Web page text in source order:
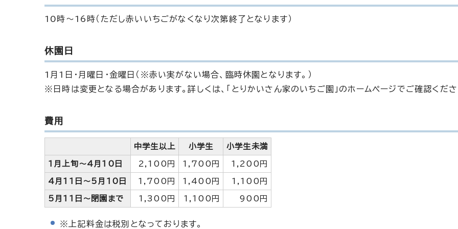
10時～16時（ただし赤いいちごがなくなり次第終了となります）
休園日
1月1日・月曜日・金曜日（※赤い実がない場合、臨時休園となります。）
※日時は変更となる場合があります。詳しくは、「とりかいさん家のいちご園」のホームページでご確認くださ
費用
中学生以上 小学生 小学生未満
1月上旬～4月10日 2,100円 1,700円 1,200円
4月11日～5月10日 1,700円 1,400円 1,100円
5月11日～閉園まで 1,300円 1,100円 900円
※上記料金は税別となっております。